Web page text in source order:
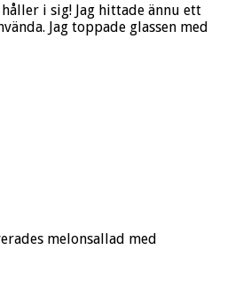
i sig! Jag hittade ännu ett
Jag toppade glassen med
melonsallad med